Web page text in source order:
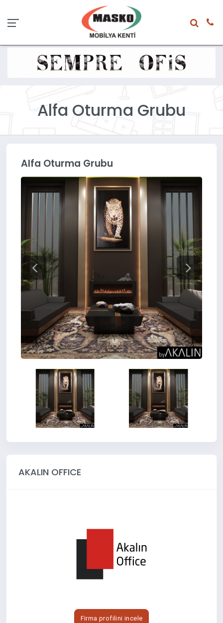
Alfa Oturma Grubu
Alfa Oturma Grubu
AKALIN OFFICE
Firma profilini incele